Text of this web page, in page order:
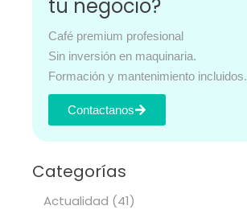
tu negocio?
Café premium profesional
Sin inversión en maquinaria.
Formación y mantenimiento incluidos.
Contactanos
Categorías
Actualidad (41)